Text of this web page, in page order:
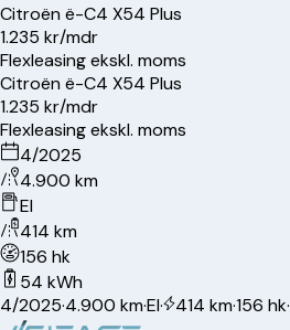
Citroënë-C4 X54 Plus
1.235 kr/mdr
Flexleasing ekskl. moms
Citroënë-C4 X54 Plus
1.235 kr/mdr
Flexleasing ekskl. moms
4/2025
4.900 km
El
414 km
156 hk
54 kWh
4/2025·4.900 km·El· 414 km·156 hk·